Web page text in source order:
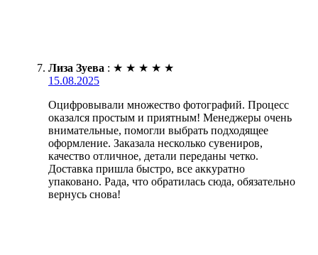
Лиза Зуева : ★ ★ ★ ★ ★
15.08.2025
Оцифровывали множество фотографий. Процесс
оказался простым и приятным! Менеджеры очень
внимательные, помогли выбрать подходящее
оформление. Заказала несколько сувениров,
качество отличное, детали переданы четко.
Доставка пришла быстро, все аккуратно
упаковано. Рада, что обратилась сюда, обязательно
вернусь снова!